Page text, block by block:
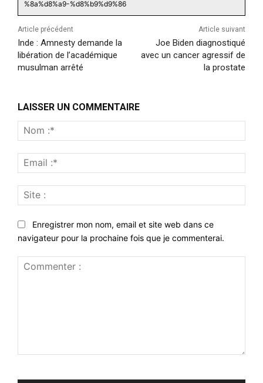
%8a%d8%a9-%d8%b9%d9%86
Article précédent
Inde : Amnesty demande la
libération de l’académique
musulman arrêté
Article suivant
Joe Biden diagnostiqué
avec un cancer agressif de
la prostate
LAISSER UN COMMENTAIRE
:*
:*
:
Enregistrer mon nom, email et site web dans ce
navigateur pour la prochaine fois que je commenterai.